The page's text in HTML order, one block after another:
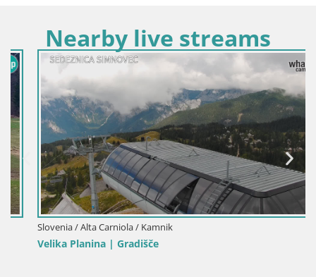
Nearby live streams
Slovenia / Alta Carniola / Kamnik
Velika Planina | Gradišče